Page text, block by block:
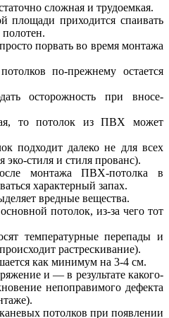
сложная и трудоемкая.
площади приходится спаивать
порвать во время монтажа
по-прежнему остается
осторожность при вносе-
то потолок из ПВХ может
подходит далеко не для всех
эко-стиля и стиля прованс).
монтажа ПВХ-потолка в
характерный запах.
вредные вещества.
потолок, из-за чего тот
температурные перепады и
растрескивание).
как минимум на 3-4 см.
и — в результате какого-
непоправимого дефекта
потолков при появлении